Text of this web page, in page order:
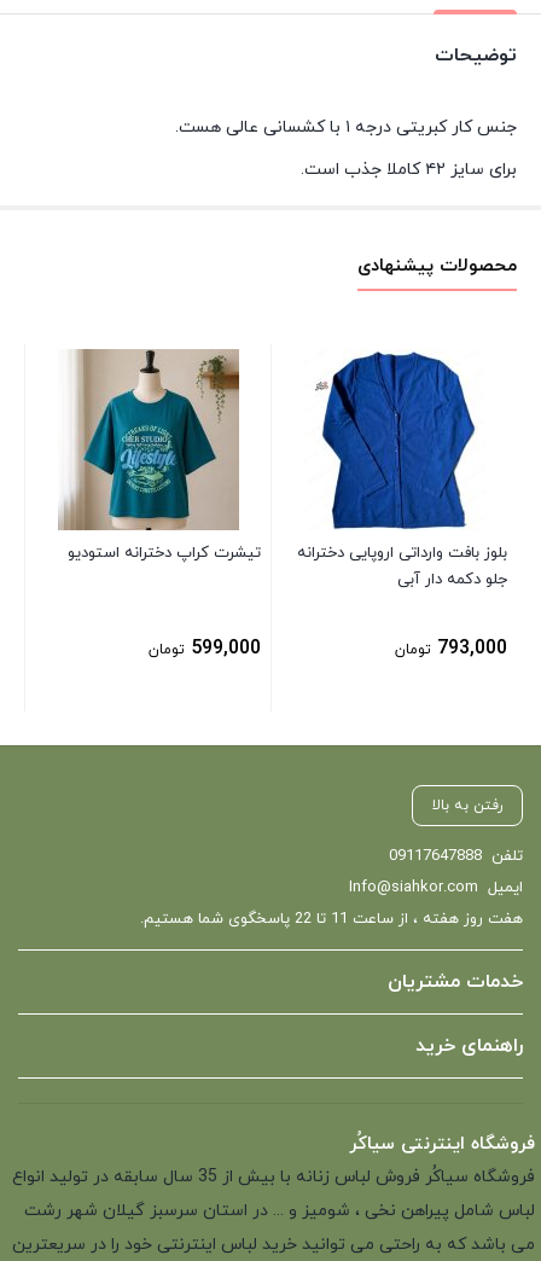
توضیحات
جنس کار کبریتی درجه ۱ با کشسانی عالی هست.
برای سایز ۴۲ کاملا جذب است.
محصولات پیشنهادی
بلوز بافت وارداتی اروپایی دخترانه
جلو دکمه دار آبی
793,000 تومان
تیشرت کراپ دخترانه استودیو
599,000 تومان
رفتن به بالا
تلفن 09117647888
ایمیل Info@siahkor.com
هفت روز هفته ، از ساعت 11 تا 22 پاسخگوی شما هستیم.
خدمات مشتریان
راهنمای خرید
فروشگاه اینترنتی سیاکُر
فروشگاه سیاکُر فروش لباس زنانه با بیش از 35 سال سابقه در تولید انواع
لباس شامل پیراهن نخی ، شومیز و ... در استان سرسبز گیلان شهر رشت
می باشد که به راحتی می توانید خرید لباس اینترنتی خود را در سریعترین